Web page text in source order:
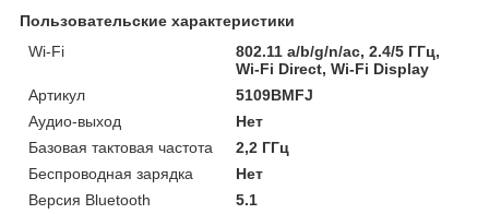
Пользовательские характеристики
Wi-Fi
802.11 a/b/g/n/ac, 2.4/5 ГГц,
Wi-Fi Direct, Wi-Fi Display
Артикул
5109BMFJ
Аудио-выход
Нет
Базовая тактовая частота
2,2 ГГц
Беспроводная зарядка
Нет
Версия Bluetooth
5.1